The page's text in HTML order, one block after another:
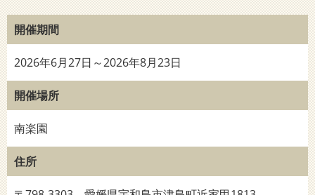
開催期間
2026年6月27日～2026年8月23日
開催場所
南楽園
住所